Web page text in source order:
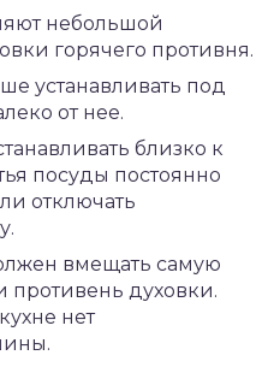
небольшой
горячего противня.
устанавливать под
от нее.
близко к
посуды постоянно
отключать
вмещать самую
духовки.
нет